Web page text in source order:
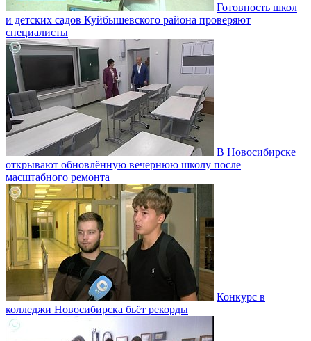
Готовность школ
и детских садов Куйбышевского района проверяют
специалисты
В Новосибирске
открывают обновлённую вечернюю школу после
масштабного ремонта
Конкурс в
колледжи Новосибирска бьёт рекорды